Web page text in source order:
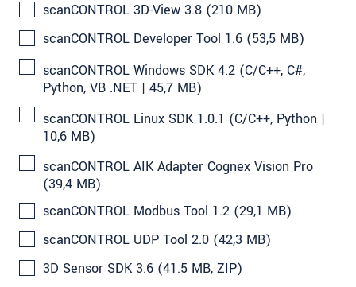
scanCONTROL 3D-View 3.8 (210 MB)
scanCONTROL Developer Tool 1.6 (53,5 MB)
scanCONTROL Windows SDK 4.2 (C/C++, C#,
Python, VB .NET | 45,7 MB)
scanCONTROL Linux SDK 1.0.1 (C/C++, Python |
10,6 MB)
scanCONTROL AIK Adapter Cognex Vision Pro
(39,4 MB)
scanCONTROL Modbus Tool 1.2 (29,1 MB)
scanCONTROL UDP Tool 2.0 (42,3 MB)
3D Sensor SDK 3.6 (41.5 MB, ZIP)